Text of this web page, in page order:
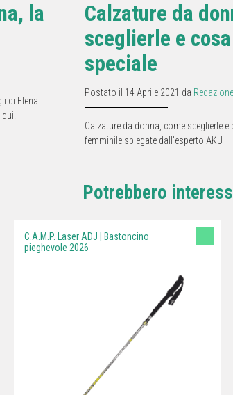
la
di Elena
Calzature da
sceglierle e
speciale
Postato il 14 Aprile 2021 da
Calzature da donna, come sceglierle
femminile spiegate dall'esperto AKU
Potrebbero
C.A.M.P. Laser ADJ | Bastoncino
pieghevole 2026
T